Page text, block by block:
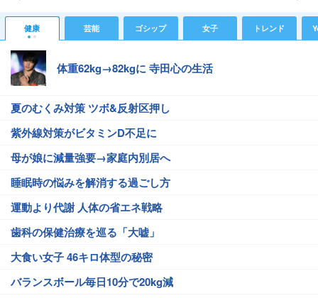
健康 芸能 ゴシップ 女子 トレンド
体重62kg→82kgに 寺田心の生活
夏のむくみ対策 ツボ&反射区押し
紫外線対策がビタミンD不足に
母が娘に減量強要→家庭内別居へ
睡眠時の悩みを解消する過ごし方
運動より代謝 人体の省エネ戦略
歯科の保健治療を巡る「大嘘」
大食い女子 46キロ体型の秘密
バランスボール毎日10分で20kg減